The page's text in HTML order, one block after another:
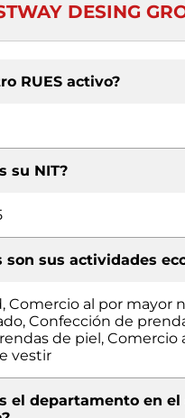
DESING
RUES activo?
su NIT?
son sus actividades
Comercio al por mayor
Confección de
de piel, Comercio
vestir
el departamento en el